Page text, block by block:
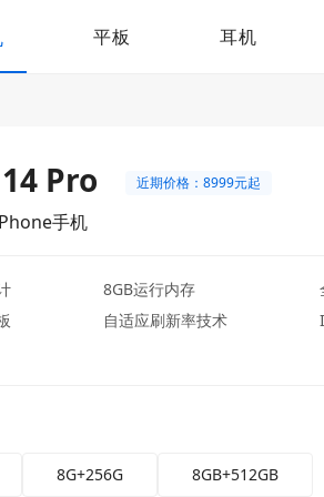
平板 耳机
Pro 近期价格：8999元起
手机
8GB运行内存
自适应刷新率技术
8G+256G 8GB+512GB